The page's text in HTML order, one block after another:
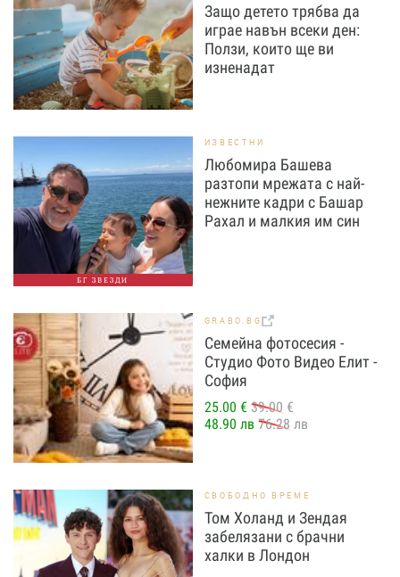
Защо детето трябва да
играе навън всеки ден:
Ползи, които ще ви
изненадат
БГ ЗВЕЗДИ
ИЗВЕСТНИ
Любомира Башева
разтопи мрежата с най-
нежните кадри с Башар
Рахал и малкия им син
GRABO.BG
Семейна фотосесия -
Студио Фото Видео Елит -
София
25.00 € 39.00 €
48.90 лв 76.28 лв
СВОБОДНО ВРЕМЕ
Том Холанд и Зендая
забелязани с брачни
халки в Лондон